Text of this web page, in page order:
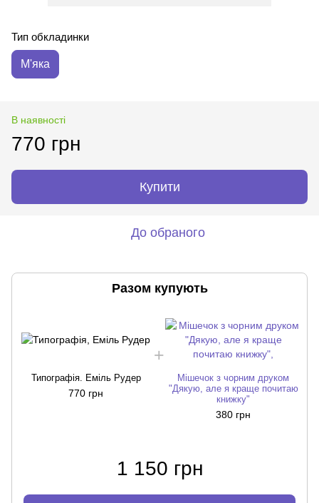
Тип обкладинки
М'яка
В наявності
770 грн
Купити
До обраного
Разом купують
Типографія. Еміль Рудер
770 грн
Мішечок з чорним друком
"Дякую, але я краще почитаю
книжку"
380 грн
1 150 грн